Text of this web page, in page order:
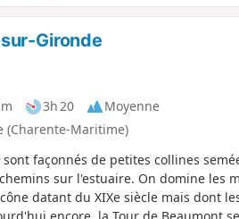
Gironde
3h 20
Moyenne
(Charente-Maritime)
façonnés de petites collines
sur l'estuaire. On domine les
datant du XIXe siècle mais dont